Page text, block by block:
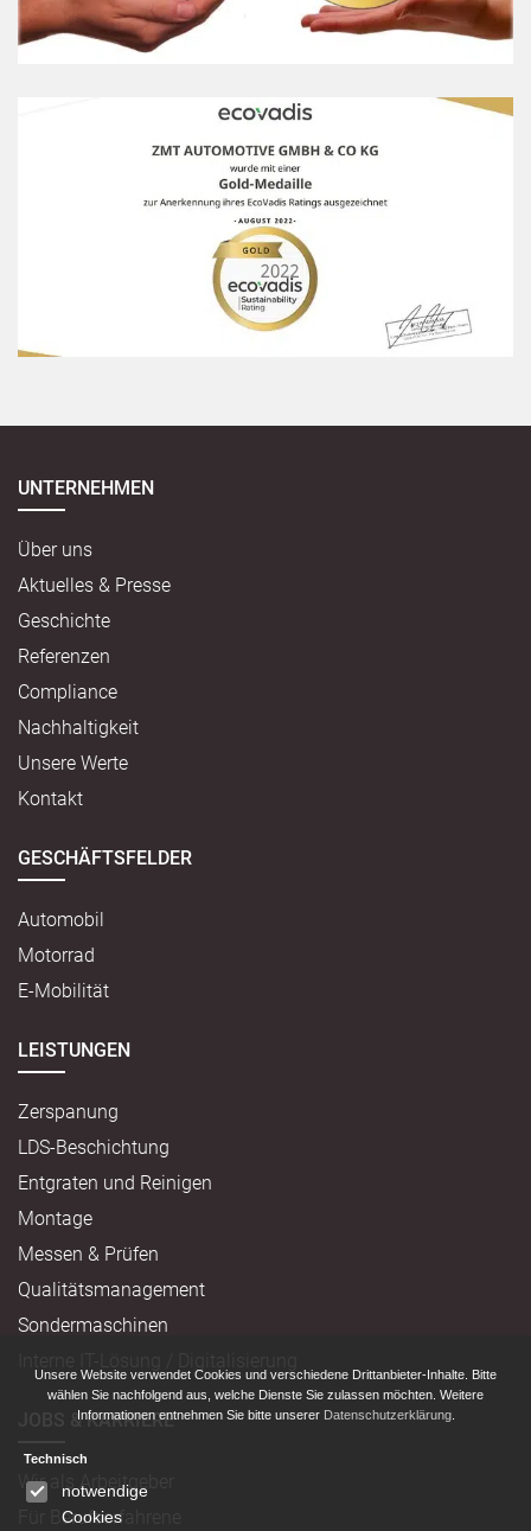
UNTERNEHMEN
Über uns
Aktuelles & Presse
Geschichte
Referenzen
Compliance
Nachhaltigkeit
Unsere Werte
Kontakt
GESCHÄFTSFELDER
Automobil
Motorrad
E-Mobilität
LEISTUNGEN
Zerspanung
LDS-Beschichtung
Entgraten und Reinigen
Montage
Messen & Prüfen
Qualitätsmanagement
Sondermaschinen
JOBS & KARRIERE
Wir als Arbeitgeber
Für Berufserfahrene
Unsere Website verwendet Cookies und verschiedene Drittanbieter-Inhalte. Bitte
wählen Sie nachfolgend aus, welche Dienste Sie zulassen möchten. Weitere
Informationen entnehmen Sie bitte unserer Datenschutzerklärung.
Technisch
notwendige
Cookies